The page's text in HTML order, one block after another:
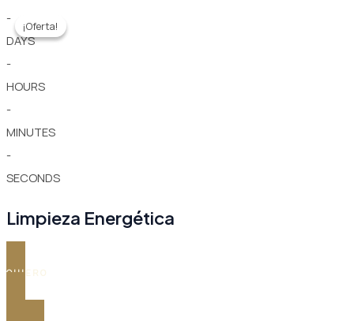
-
DAYS
-
HOURS
-
MINUTES
-
SECONDS
Limpieza Energética
QUIERO
¡Oferta!
¡Oferta!